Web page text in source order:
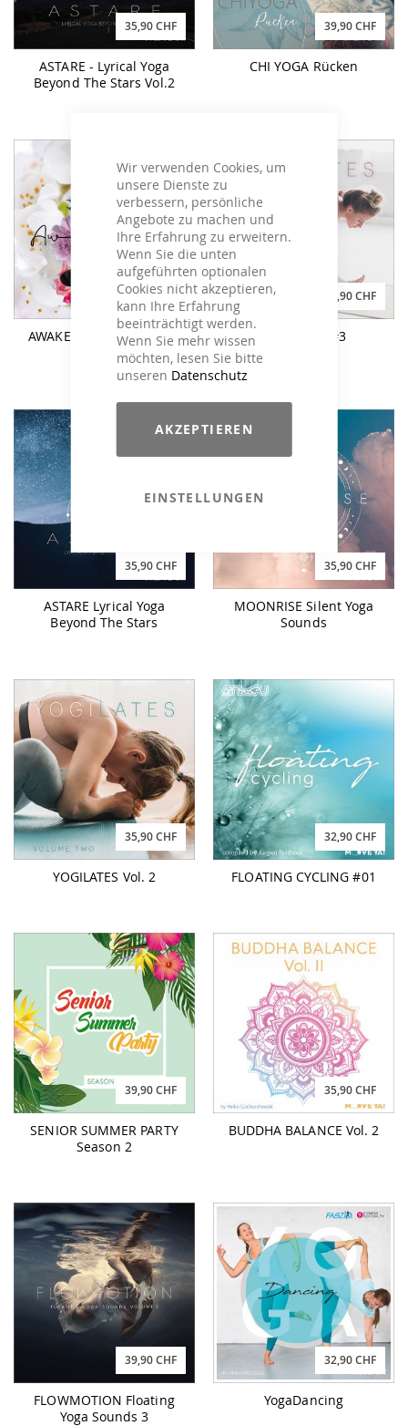
Wir verwenden Cookies, um
unsere Dienste zu
verbessern, persönliche
Angebote zu machen und
Ihre Erfahrung zu erweitern.
Wenn Sie die unten
aufgeführten optionalen
Cookies nicht akzeptieren,
kann Ihre Erfahrung
beeinträchtigt werden.
Wenn Sie mehr wissen
möchten, lesen Sie bitte
unseren Datenschutz
AKZEPTIEREN
EINSTELLUNGEN
35,90 CHF
ASTARE - Lyrical Yoga
Beyond The Stars Vol.2
39,90 CHF
CHI YOGA Rücken
35,90 CHF
AWAKENING Spring Yoga
Moods
32,90 CHF
YOGILATES #3
35,90 CHF
ASTARE Lyrical Yoga
Beyond The Stars
35,90 CHF
MOONRISE Silent Yoga
Sounds
35,90 CHF
YOGILATES Vol. 2
32,90 CHF
FLOATING CYCLING #01
39,90 CHF
SENIOR SUMMER PARTY
Season 2
35,90 CHF
BUDDHA BALANCE Vol. 2
39,90 CHF
FLOWMOTION Floating
Yoga Sounds 3
32,90 CHF
YogaDancing